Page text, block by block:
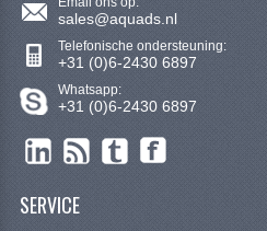
sales@aquads.nl
Telefonische ondersteuning:
+31 (0)6-2430 6897
Whatsapp:
+31 (0)6-2430 6897
SERVICE